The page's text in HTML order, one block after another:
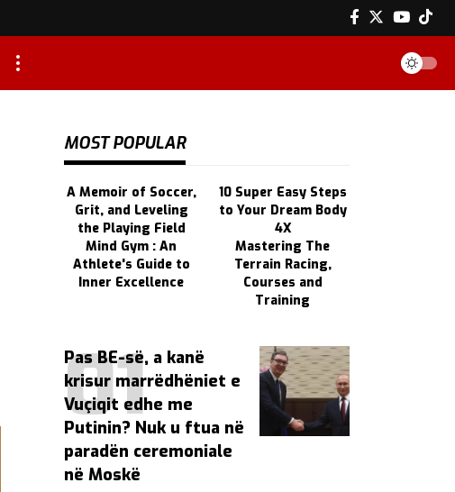
MOST POPULAR
A Memoir of Soccer,
Grit, and Leveling
the Playing Field
10 Super Easy Steps
to Your Dream Body
4X
Mind Gym : An
Athlete's Guide to
Inner Excellence
Mastering The
Terrain Racing,
Courses and
Training
Pas BE-së, a kanë
krisur marrëdhëniet e
Vuçiqit edhe me
Putinin? Nuk u ftua në
paradën ceremoniale
në Moskë